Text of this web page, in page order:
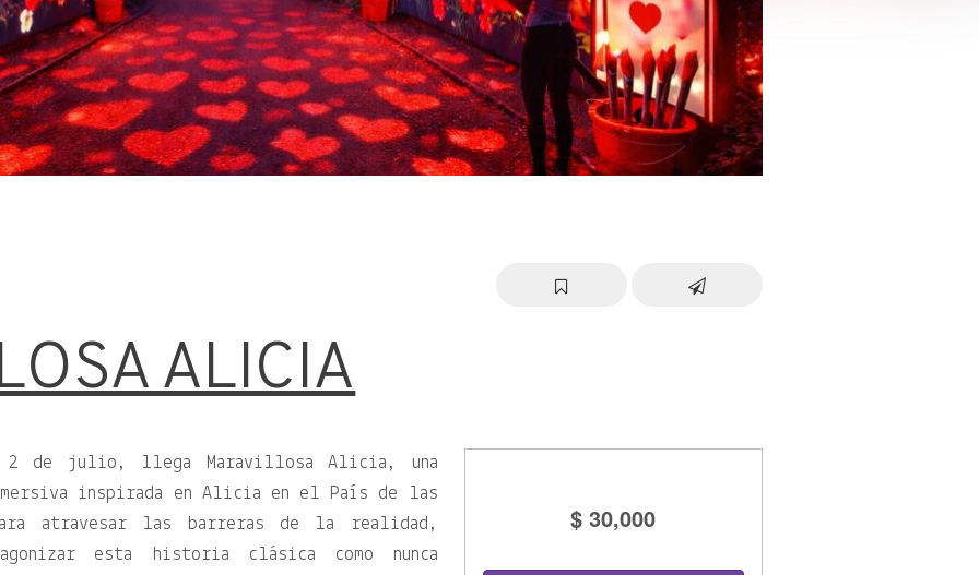
ALICIA
$ 30,000
de julio, llega Maravillosa Alicia, una
inspirada en Alicia en el País de las
atravesar las barreras de la realidad,
esta historia clásica como nunca